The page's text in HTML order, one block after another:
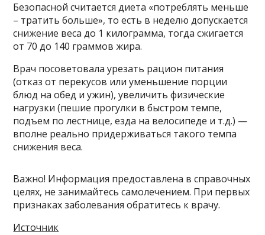
Безопасной считается диета «потреблять меньше
– тратить больше», то есть в неделю допускается
снижение веса до 1 килограмма, тогда сжигается
от 70 до 140 граммов жира.
Врач посоветовала урезать рацион питания
(отказ от перекусов или уменьшение порции
блюд на обед и ужин), увеличить физические
нагрузки (пешие прогулки в быстром темпе,
подъем по лестнице, езда на велосипеде и т.д.) —
вполне реально придерживаться такого темпа
снижения веса.
Важно! Информация предоставлена в справочных
целях, не занимайтесь самолечением. При первых
признаках заболевания обратитесь к врачу.
Источник